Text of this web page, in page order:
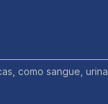
como sangue, urina,